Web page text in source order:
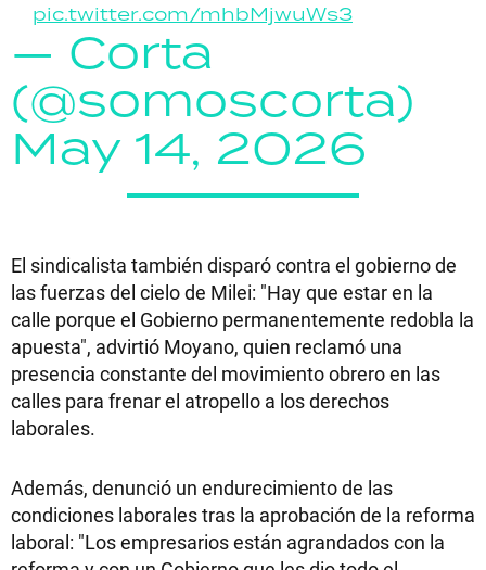
pic.twitter.com/mhbMjwuWs3
— Corta
(@somoscorta)
May 14, 2026
El sindicalista también disparó contra el gobierno de
las fuerzas del cielo de Milei: "Hay que estar en la
calle porque el Gobierno permanentemente redobla la
apuesta", advirtió Moyano, quien reclamó una
presencia constante del movimiento obrero en las
calles para frenar el atropello a los derechos
laborales.
Además, denunció un endurecimiento de las
condiciones laborales tras la aprobación de la reforma
laboral: "Los empresarios están agrandados con la